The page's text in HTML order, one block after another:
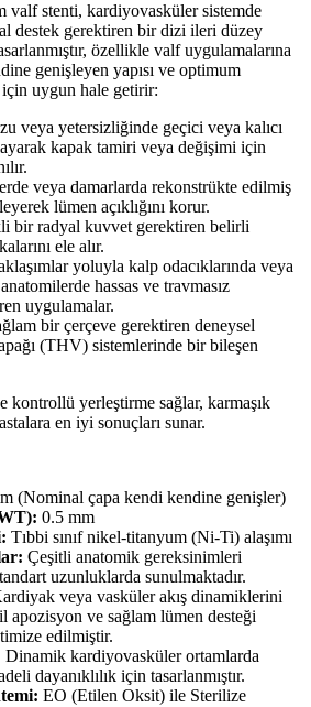
stenti, kardiyovasküler sistemde
destek gerektiren bir dizi ileri düzey
özellikle valf uygulamalarına
genişleyen yapısı ve optimum
uygun hale getirir:
veya yetersizliğinde geçici veya kalıcı
kapak tamiri veya değişimi için
veya damarlarda rekonstrükte edilmiş
lümen açıklığını korur.
bir radyal kuvvet gerektiren belirli
ele alır.
yoluyla kalp odacıklarında veya
hassas ve travmasız
uygulamalar.
bir çerçeve gerektiren deneysel
(THV) sistemlerinde bir bileşen
kontrollü yerleştirme sağlar, karmaşık
en iyi sonuçları sunar.
(Nominal çapa kendi kendine genişler)
0.5 mm
Tıbbi sınıf nikel-titanyum (Ni-Ti) alaşımı
Çeşitli anatomik gereksinimleri
uzunluklarda sunulmaktadır.
veya vasküler akış dinamiklerini
apozisyon ve sağlam lümen desteği
edilmiştir.
Dinamik kardiyovasküler ortamlarda
dayanıklılık için tasarlanmıştır.
EO (Etilen Oksit) ile Sterilize